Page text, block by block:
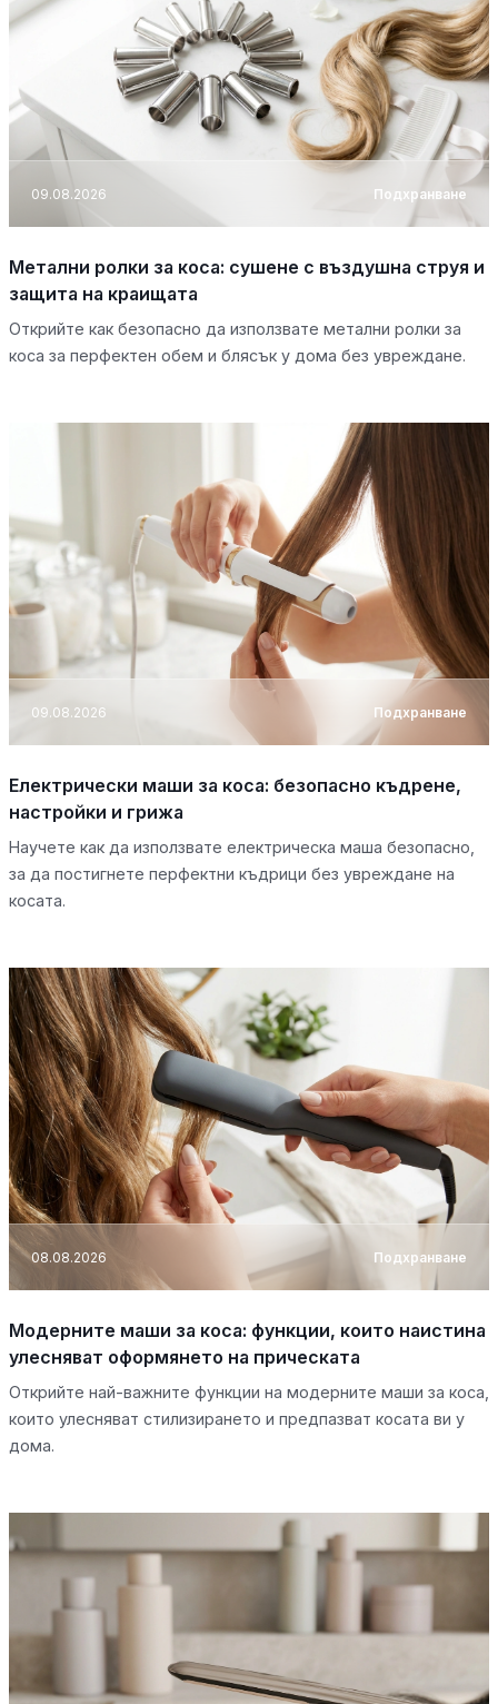
09.08.2026 Подхранване
Метални ролки за коса: сушене с въздушна струя и
защита на краищата
Открийте как безопасно да използвате метални ролки за
коса за перфектен обем и блясък у дома без увреждане.
09.08.2026 Подхранване
Електрически маши за коса: безопасно къдрене,
настройки и грижа
Научете как да използвате електрическа маша безопасно,
за да постигнете перфектни къдрици без увреждане на
косата.
08.08.2026 Подхранване
Модерните маши за коса: функции, които наистина
улесняват оформянето на прическата
Открийте най-важните функции на модерните маши за коса,
които улесняват стилизирането и предпазват косата ви у
дома.